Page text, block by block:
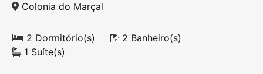
Colonia do Marçal
2 Dormitório(s)
2 Banheiro(s)
1 Suíte(s)